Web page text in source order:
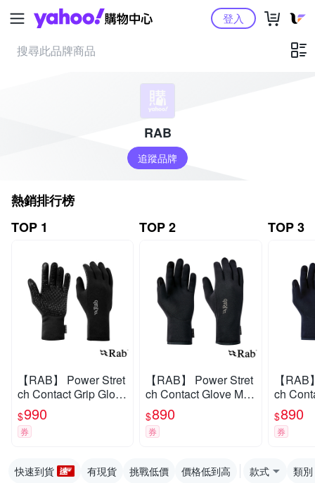
Yahoo購物中心登入
RAB
追蹤品牌
熱銷排行榜
TOP 1
【RAB】 Power Stret
ch Contact Grip Glove
刷毛保暖觸控手套 黑
色 #QAH53
$990
券
TOP 2
【RAB】 Power Stret
ch Contact Glove Me
n 保暖刷毛觸控手套
男款 黑 #QAH55
$890
券
TOP 3
【
ch
n 保暖
男款 深
$890
券
快速到貨 有現貨 挑戰低價 價格低到高 款式 類別